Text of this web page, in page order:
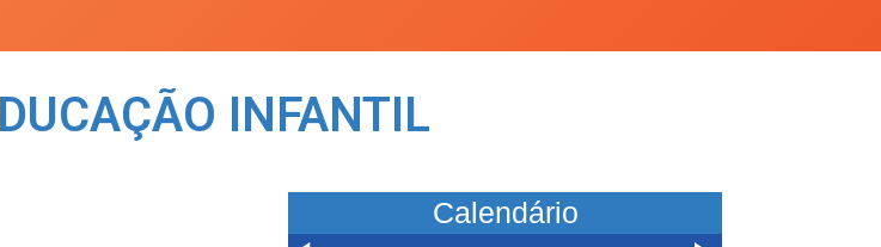
INFANTIL
Calendário